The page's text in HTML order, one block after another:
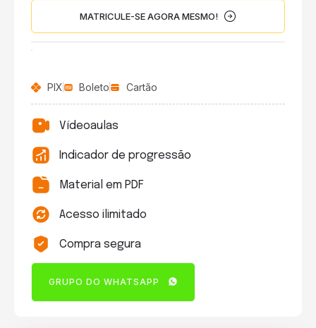
MATRICULE-SE AGORA MESMO!
PIX Boleto Cartão
Vídeoaulas
Indicador de progressão
Material em PDF
Acesso ilimitado
Compra segura
GRUPO DO WHATSAPP